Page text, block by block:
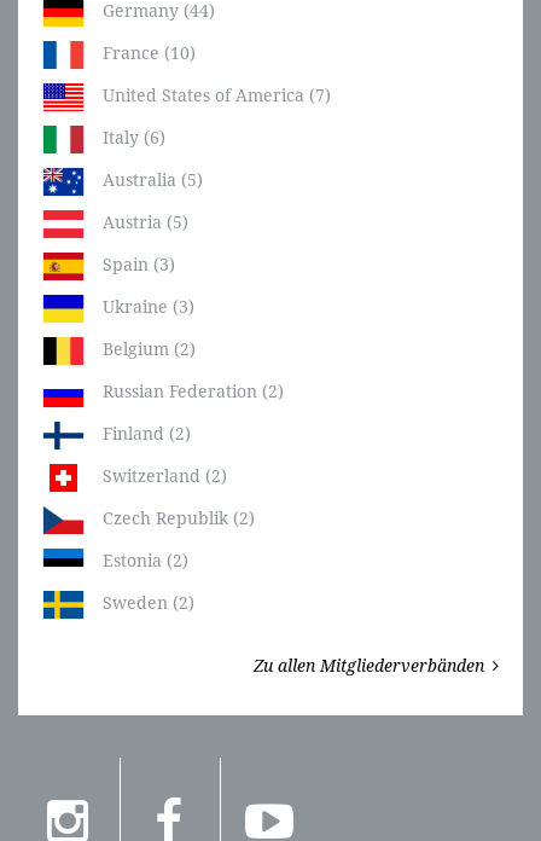
Germany (44)
France (10)
United States of America (7)
Italy (6)
Australia (5)
Austria (5)
Spain (3)
Ukraine (3)
Belgium (2)
Russian Federation (2)
Finland (2)
Switzerland (2)
Czech Republik (2)
Estonia (2)
Sweden (2)
Zu allen Mitgliederverbänden